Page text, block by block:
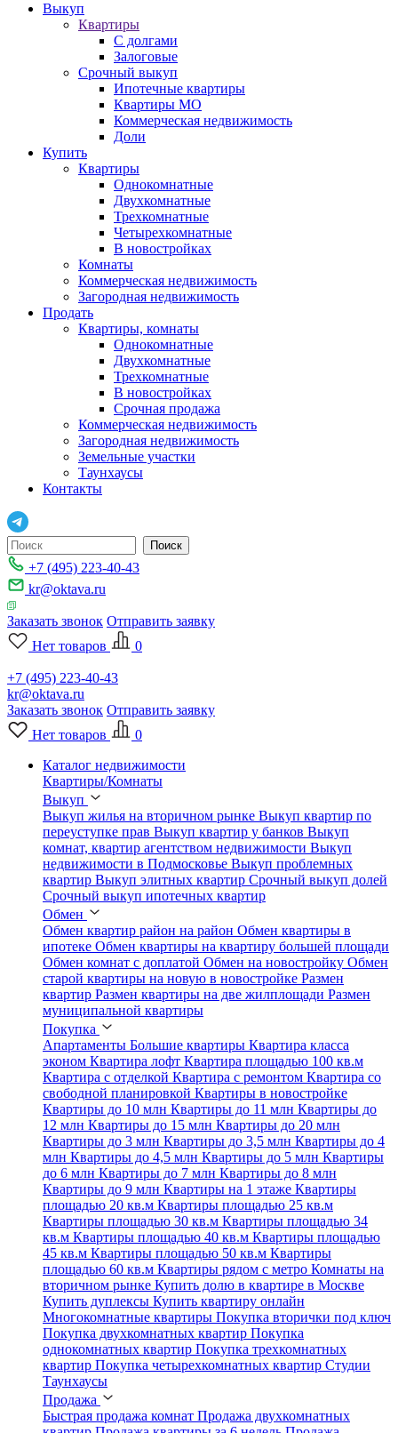
Выкуп
Квартиры
С долгами
Залоговые
Срочный выкуп
Ипотечные квартиры
Квартиры МО
Коммерческая недвижимость
Доли
Купить
Квартиры
Однокомнатные
Двухкомнатные
Трехкомнатные
Четырехкомнатные
В новостройках
Комнаты
Коммерческая недвижимость
Загородная недвижимость
Продать
Квартиры, комнаты
Однокомнатные
Двухкомнатные
Трехкомнатные
В новостройках
Срочная продажа
Коммерческая недвижимость
Загородная недвижимость
Земельные участки
Таунхаусы
Контакты
+7 (495) 223-40-43
kr@oktava.ru
Заказать звонок Отправить заявку
Нет товаров
0
+7 (495) 223-40-43
kr@oktava.ru
Заказать звонок Отправить заявку
Нет товаров
0
Каталог недвижимости
Квартиры/Комнаты
Выкуп
Выкуп жилья на вторичном рынке Выкуп квартир по
переуступке прав Выкуп квартир у банков Выкуп
комнат, квартир агентством недвижимости Выкуп
недвижимости в Подмосковье Выкуп проблемных
квартир Выкуп элитных квартир Срочный выкуп долей
Срочный выкуп ипотечных квартир
Обмен
Обмен квартир район на район Обмен квартиры в
ипотеке Обмен квартиры на квартиру большей площади
Обмен комнат с доплатой Обмен на новостройку Обмен
старой квартиры на новую в новостройке Размен
квартир Размен квартиры на две жилплощади Размен
муниципальной квартиры
Покупка
Апартаменты Большие квартиры Квартира класса
эконом Квартира лофт Квартира площадью 100 кв.м
Квартира с отделкой Квартира с ремонтом Квартира со
свободной планировкой Квартиры в новостройке
Квартиры до 10 млн Квартиры до 11 млн Квартиры до
12 млн Квартиры до 15 млн Квартиры до 20 млн
Квартиры до 3 млн Квартиры до 3,5 млн Квартиры до 4
млн Квартиры до 4,5 млн Квартиры до 5 млн Квартиры
до 6 млн Квартиры до 7 млн Квартиры до 8 млн
Квартиры до 9 млн Квартиры на 1 этаже Квартиры
площадью 20 кв.м Квартиры площадью 25 кв.м
Квартиры площадью 30 кв.м Квартиры площадью 34
кв.м Квартиры площадью 40 кв.м Квартиры площадью
45 кв.м Квартиры площадью 50 кв.м Квартиры
площадью 60 кв.м Квартиры рядом с метро Комнаты на
вторичном рынке Купить долю в квартире в Москве
Купить дуплексы Купить квартиру онлайн
Многокомнатные квартиры Покупка вторички под ключ
Покупка двухкомнатных квартир Покупка
однокомнатных квартир Покупка трехкомнатных
квартир Покупка четырехкомнатных квартир Студии
Таунхаусы
Продажа
Быстрая продажа комнат Продажа двухкомнатных